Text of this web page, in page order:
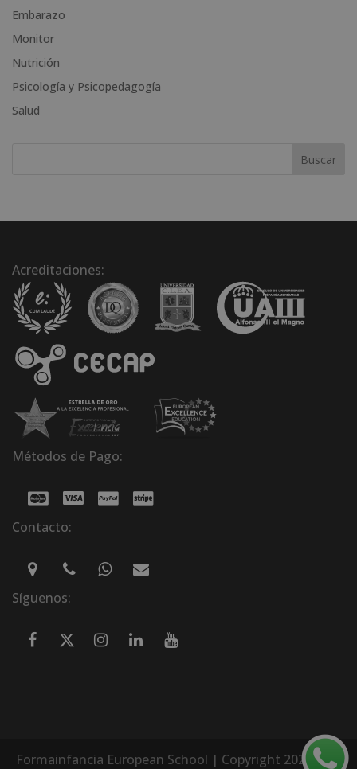
a
t
i
e
Embarazo
Monitor
Nutrición
Psicología y Psicopedagogía
Salud
Acreditaciones:
Métodos de Pago:
Contacto:
Síguenos:
Formainfancia European School | Copyright 2026